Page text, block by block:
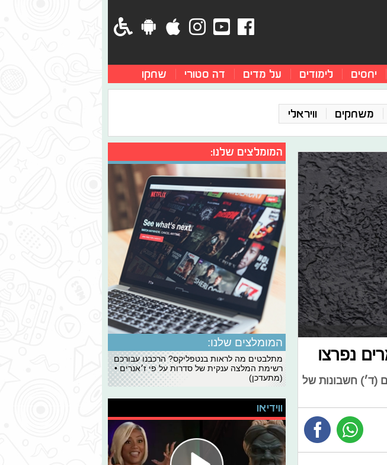
יחסים לימודים על מדים דה סטורי שחקו
משחקים וויראלי
נפרצו
(ד׳) חשבונות של
המומלצים שלנו:
המומלצים שלנו:
מתלבטים מה לראות בנטפליקס? הרכבנו עבורכם
רשימת המלצה ענקית של סדרות על פי ז׳אנרים •
(מתעדכן)
ווידיאו